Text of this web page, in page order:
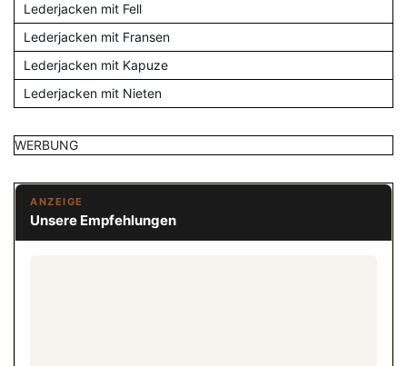
Lederjacken mit Fell
Lederjacken mit Fransen
Lederjacken mit Kapuze
Lederjacken mit Nieten
WERBUNG
ANZEIGE
Unsere Empfehlungen